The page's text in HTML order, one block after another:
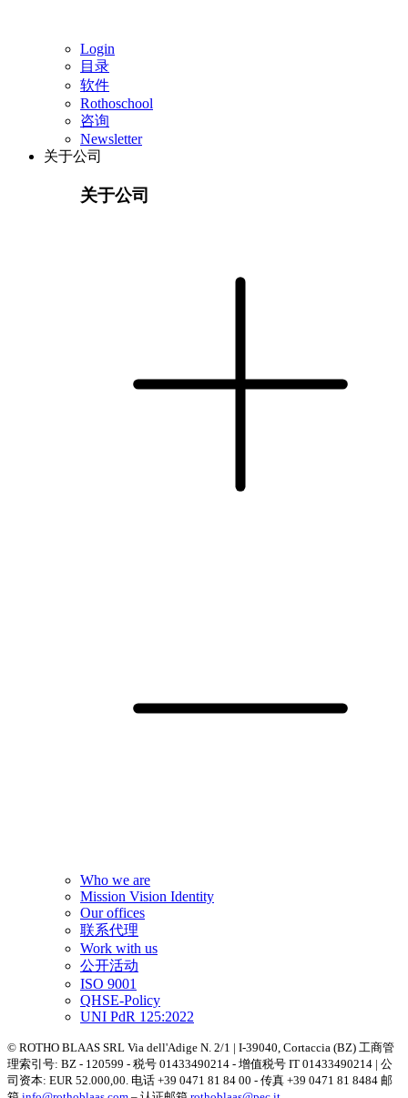
Login
目录
软件
Rothoschool
咨询
Newsletter
关于公司
关于公司
Who we are
Mission Vision Identity
Our offices
联系代理
Work with us
公开活动
ISO 9001
QHSE-Policy
UNI PdR 125:2022
© ROTHO BLAAS SRL Via dell'Adige N. 2/1 | I-39040, Cortaccia (BZ) 工商管
理索引号: BZ - 120599 - 税号 01433490214 - 增值税号 IT 01433490214 | 公
司资本: EUR 52.000,00. 电话 +39 0471 81 84 00 - 传真 +39 0471 81 8484 邮